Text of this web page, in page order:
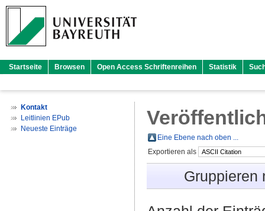
Startseite Browsen Open Access Schriftenreihen Statistik
Kontakt
Leitlinien EPub
Neueste Einträge
Eine Ebene nach oben ...
Exportieren als